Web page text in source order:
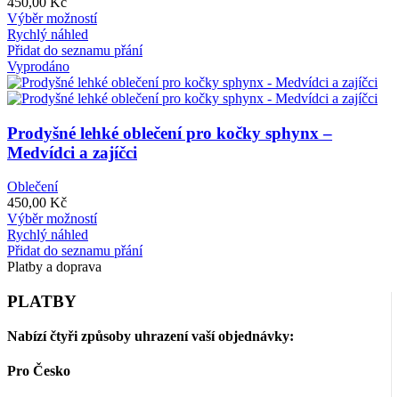
Výběr možnostíTento
má
variant.
Možnosti
vybrat
na
stránce
Rychlý náhled
Přidat do seznamu přání
Vyprodáno
Prodyšné lehké oblečení pro kočky sphynx –
Medvídci a zajíčci
Oblečení
450,00 Kč
Výběr možnostíTento
má
více
vybrat
na
Rychlý náhled
Přidat do seznamu přání
Platby a doprava
PLATBY
Nabízí čtyři způsoby uhrazení vaší objednávky:
Pro Česko